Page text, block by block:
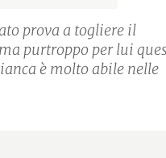
prova a togliere il
purtroppo per lui
è molto abile nelle